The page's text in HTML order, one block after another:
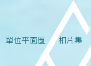
單位平面圖 相片集